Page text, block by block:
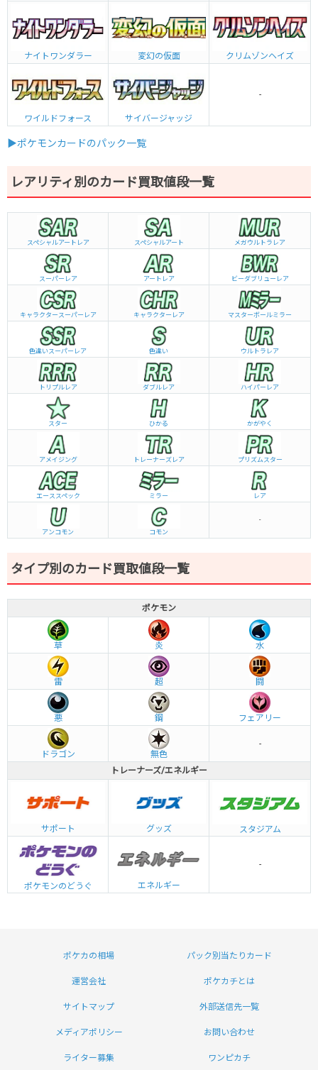
ナイトワンダラー 変幻の仮面 クリムゾンヘイズ
ワイルドフォース サイバージャッジ
-
▶ポケモンカードのパック一覧
レアリティ別のカード買取値段一覧
スペシャルアートレア スペシャルアート メガウルトラレア
スーパーレア アートレア ビーダブリュー レア
キャラクタースーパーレア キャラクターレア マスターボールミラー
色違いスーパーレア 色違い ウルトラレア
トリプルレア ダブルレア ハイパーレア
スター ひかる かがやく
アメイジング トレーナーズレア プリズムスター
エーススペック ミラー レア
アンコモン コモン
-
タイプ別のカード買取値段一覧
ポケモン
草 炎 水
雷 超 闘
悪 鋼 フェアリー
ドラゴン 無色
-
トレーナーズ/エネルギー
サポート グッズ スタジアム
ポケモンのどうぐ エネルギー
-
ポケカの相場 パック別当たりカード
運営会社 ポケカチとは
サイトマップ 外部送信先一覧
メディアポリシー お問い合わせ
ライター募集 ワンピカチ